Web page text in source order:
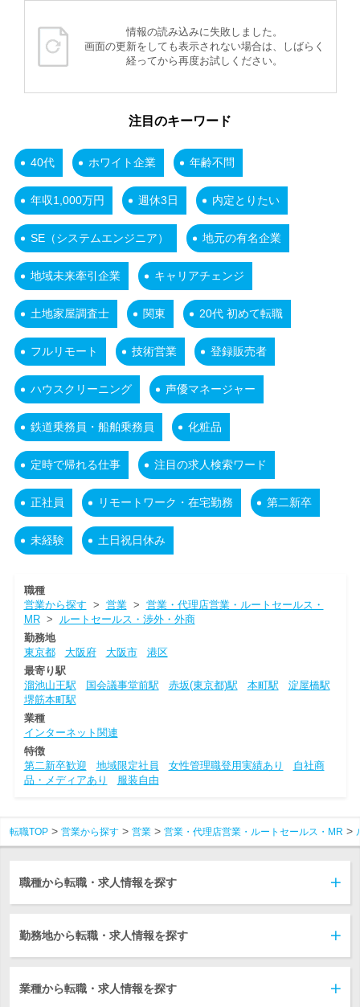
情報の読み込みに失敗しました。
画面の更新をしても表示されない場合は、しばらく
経ってから再度お試しください。
注目のキーワード
40代 ホワイト企業 年齢不問
年収1,000万円 週休3日 内定とりたい
SE（システムエンジニア） 地元の有名企業
地域未来牽引企業 キャリアチェンジ
土地家屋調査士 関東 20代 初めて転職
フルリモート 技術営業 登録販売者
ハウスクリーニング 声優マネージャー
鉄道乗務員・船舶乗務員 化粧品
定時で帰れる仕事 注目の求人検索ワード
正社員 リモートワーク・在宅勤務 第二新卒
未経験 土日祝日休み
職種
営業から探す > 営業> 営業・代理店営業・ルートセールス・
MR> ルートセールス・渉外・外商
勤務地
東京都
大阪府 大阪市
港区
最寄り駅
溜池山王駅
国会議事堂前駅 赤坂(東京都)駅 本町駅
淀屋橋駅
堺筋本町駅
業種
インターネット関連
特徴
第二新卒歓迎
地域限定社員 女性管理職登用実績あり
自社商
品・メディアあり
服装自由
転職TOP 営業から探す 営業 営業・代理店営業・ルートセールス・MR
職種から転職・求人情報を探す
勤務地から転職・求人情報を探す
業種から転職・求人情報を探す